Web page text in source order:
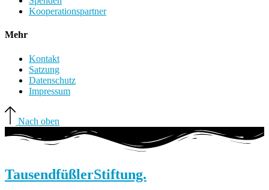
Kooperationspartner
Mehr
Kontakt
Satzung
Datenschutz
Impressum
Nach oben
TausendfüßlerStiftung.